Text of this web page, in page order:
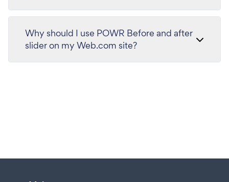
Why should I use POWR Before and after
slider on my Web.com site?